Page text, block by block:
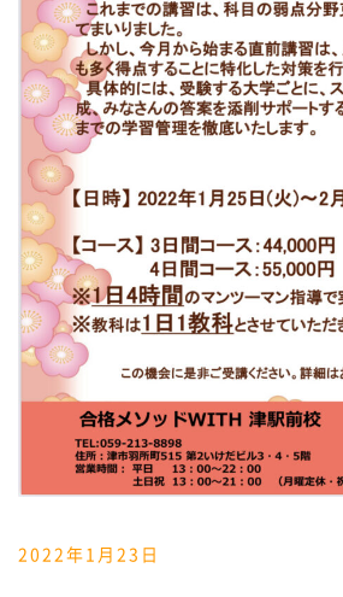
2022年1月23日